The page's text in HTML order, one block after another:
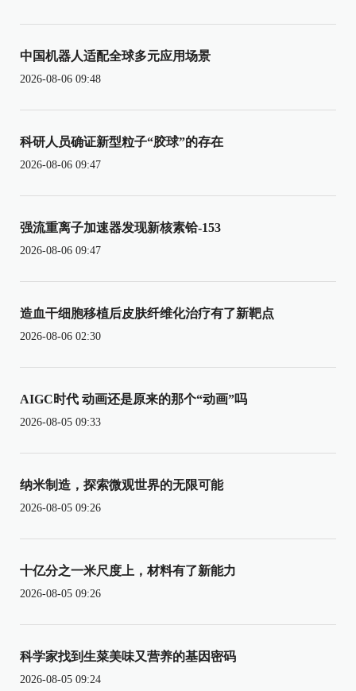
中国机器人适配全球多元应用场景
2026-08-06 09:48
科研人员确证新型粒子“胶球”的存在
2026-08-06 09:47
强流重离子加速器发现新核素铪-153
2026-08-06 09:47
造血干细胞移植后皮肤纤维化治疗有了新靶点
2026-08-06 02:30
AIGC时代 动画还是原来的那个“动画”吗
2026-08-05 09:33
纳米制造，探索微观世界的无限可能
2026-08-05 09:26
十亿分之一米尺度上，材料有了新能力
2026-08-05 09:26
科学家找到生菜美味又营养的基因密码
2026-08-05 09:24